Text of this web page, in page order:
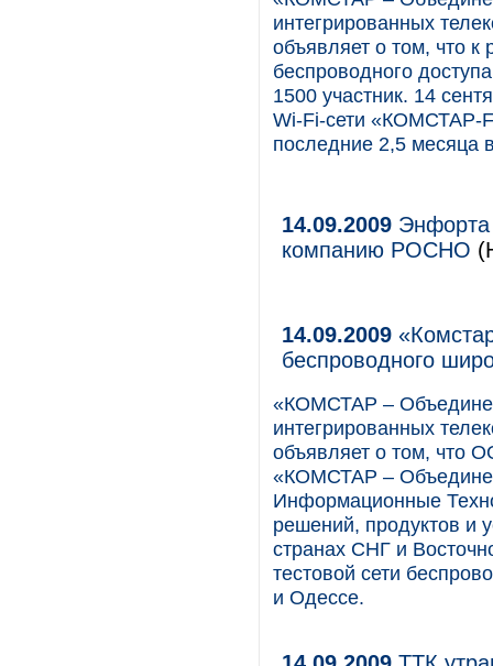
интегрированных
объявляет о том, что к
беспроводного
1500 участник. 14
Wi-Fi-сети «КОМСТАР-
последние 2,5 месяца
14.09.2009 Энфорта
компанию РОСНО
14.09.2009
беспроводного
«КОМСТАР –
интегрированных
объявляет о том, что
«КОМСТАР –
Информационные
решений, продуктов и
странах СНГ и
тестовой сети
и Одессе.